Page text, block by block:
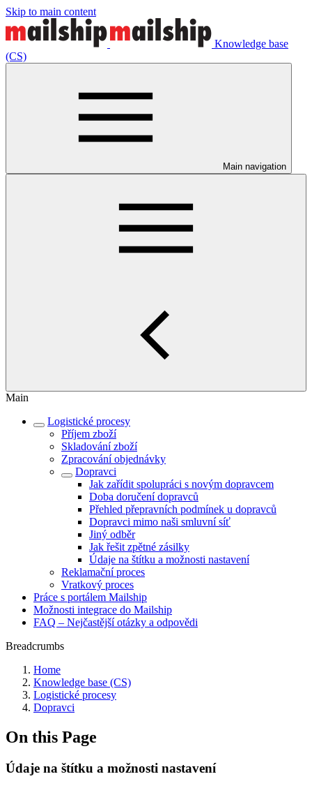
Skip to main content
Knowledge base
(CS)
Main navigation
Main
Logistické procesy
Příjem zboží
Skladování zboží
Zpracování objednávky
Dopravci
Jak zařídit spolupráci s novým dopravcem
Doba doručení dopravců
Přehled přepravních podmínek u dopravců
Dopravci mimo naši smluvní síť
Jiný odběr
Jak řešit zpětné zásilky
Údaje na štítku a možnosti nastavení
Reklamační proces
Vratkový proces
Práce s portálem Mailship
Možnosti integrace do Mailship
FAQ – Nejčastější otázky a odpovědi
Breadcrumbs
Home
Knowledge base (CS)
Logistické procesy
Dopravci
On this Page
Údaje na štítku a možnosti nastavení